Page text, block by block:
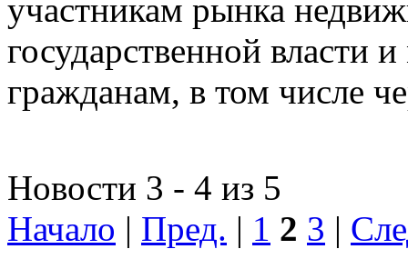
участникам рынка
государственной власти
гражданам, в том числе
Новости 3 - 4 из 5
Начало | Пред. | 1 2 3 |